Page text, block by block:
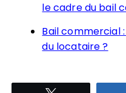
le cadre du bail
Bail commercial
du locataire ?